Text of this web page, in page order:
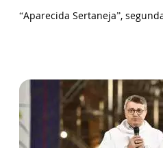
“Aparecida Sertaneja”,